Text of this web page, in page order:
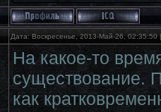
Дата: Воскресенье, 2013-Май-26,
На какое-то
существование.
как